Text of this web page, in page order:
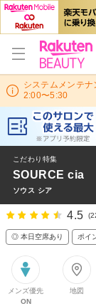
システムメンテ
2:00〜5:30
こだわり特集
SOURCE cia
ソウス シア
4.5
◎ 本日空席あり ポイ
メンズ優先
ON
地図